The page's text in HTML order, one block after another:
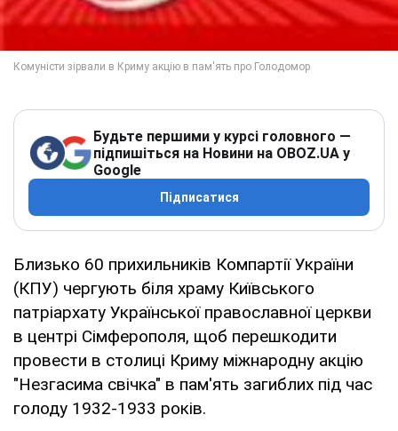
Будьте першими у курсі головного —
підпишіться на Новини на OBOZ.UA у
Google
Підписатися
Близько 60 прихильників Компартії України
(КПУ) чергують біля храму Київського
патріархату Української православної церкви
в центрі Сімферополя, щоб перешкодити
провести в столиці Криму міжнародну акцію
"Незгасима свічка" в пам'ять загиблих під час
голоду 1932-1933 років.